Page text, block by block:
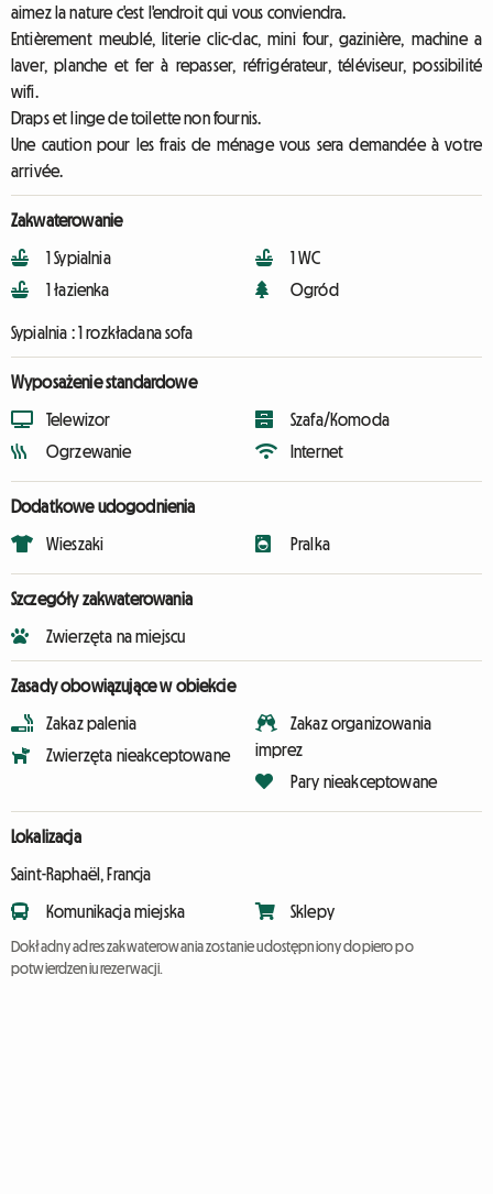
aimez la nature c'est l'endroit qui vous conviendra.
Entièrement meublé, literie clic-clac, mini four, gazinière, machine a
laver, planche et fer à repasser, réfrigérateur, téléviseur, possibilité
wifi.
Draps et linge de toilette non fournis.
Une caution pour les frais de ménage vous sera demandée à votre
arrivée.
Zakwaterowanie
1 Sypialnia
1 łazienka
1 WC
Ogród
Sypialnia :1 rozkładana sofa
Wyposażenie standardowe
Telewizor
Ogrzewanie
Szafa/Komoda
Internet
Dodatkowe udogodnienia
Wieszaki Pralka
Szczegóły zakwaterowania
Zwierzęta na miejscu
Zasady obowiązujące w obiekcie
Zakaz palenia
Zwierzęta nieakceptowane
Zakaz organizowania
imprez
Pary nieakceptowane
Lokalizacja
Saint-Raphaël, Francja
Komunikacja miejska Sklepy
Dokładny adres zakwaterowania zostanie udostępniony dopiero po
potwierdzeniu rezerwacji.